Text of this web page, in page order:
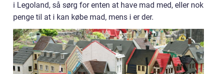
i Legoland, så sørg for enten at have mad med, eller nok
penge til at i kan købe mad, mens i er der.